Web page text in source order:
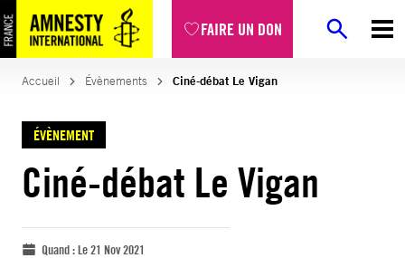
FAIRE UN DON
Accueil Évènements Ciné-débat Le Vigan
ÉVÈNEMENT
Ciné-débat Le Vigan
Quand :Le 21 Nov 2021